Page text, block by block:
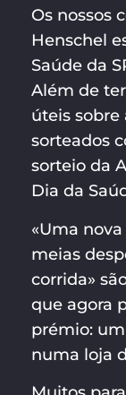
Os nossos
Henschel
Saúde da
Além de
úteis sobre
sorteados
sorteio da
Dia da
«Uma
meias
corrida»
que agora
prémio:
numa loja